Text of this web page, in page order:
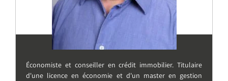
Économiste et conseiller en crédit immobilier. Titulaire
d'une licence en économie et d'un master en gestion